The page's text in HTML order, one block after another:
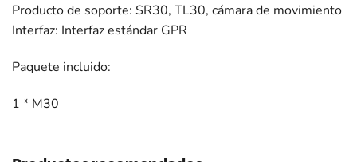
Producto de soporte: SR30, TL30, cámara de movimiento
Interfaz: Interfaz estándar GPR
Paquete incluido:
1 * M30